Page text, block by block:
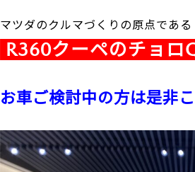
マツダのクルマづくりの原点である
R360クーペのチョ
お車ご検討中の方は是非